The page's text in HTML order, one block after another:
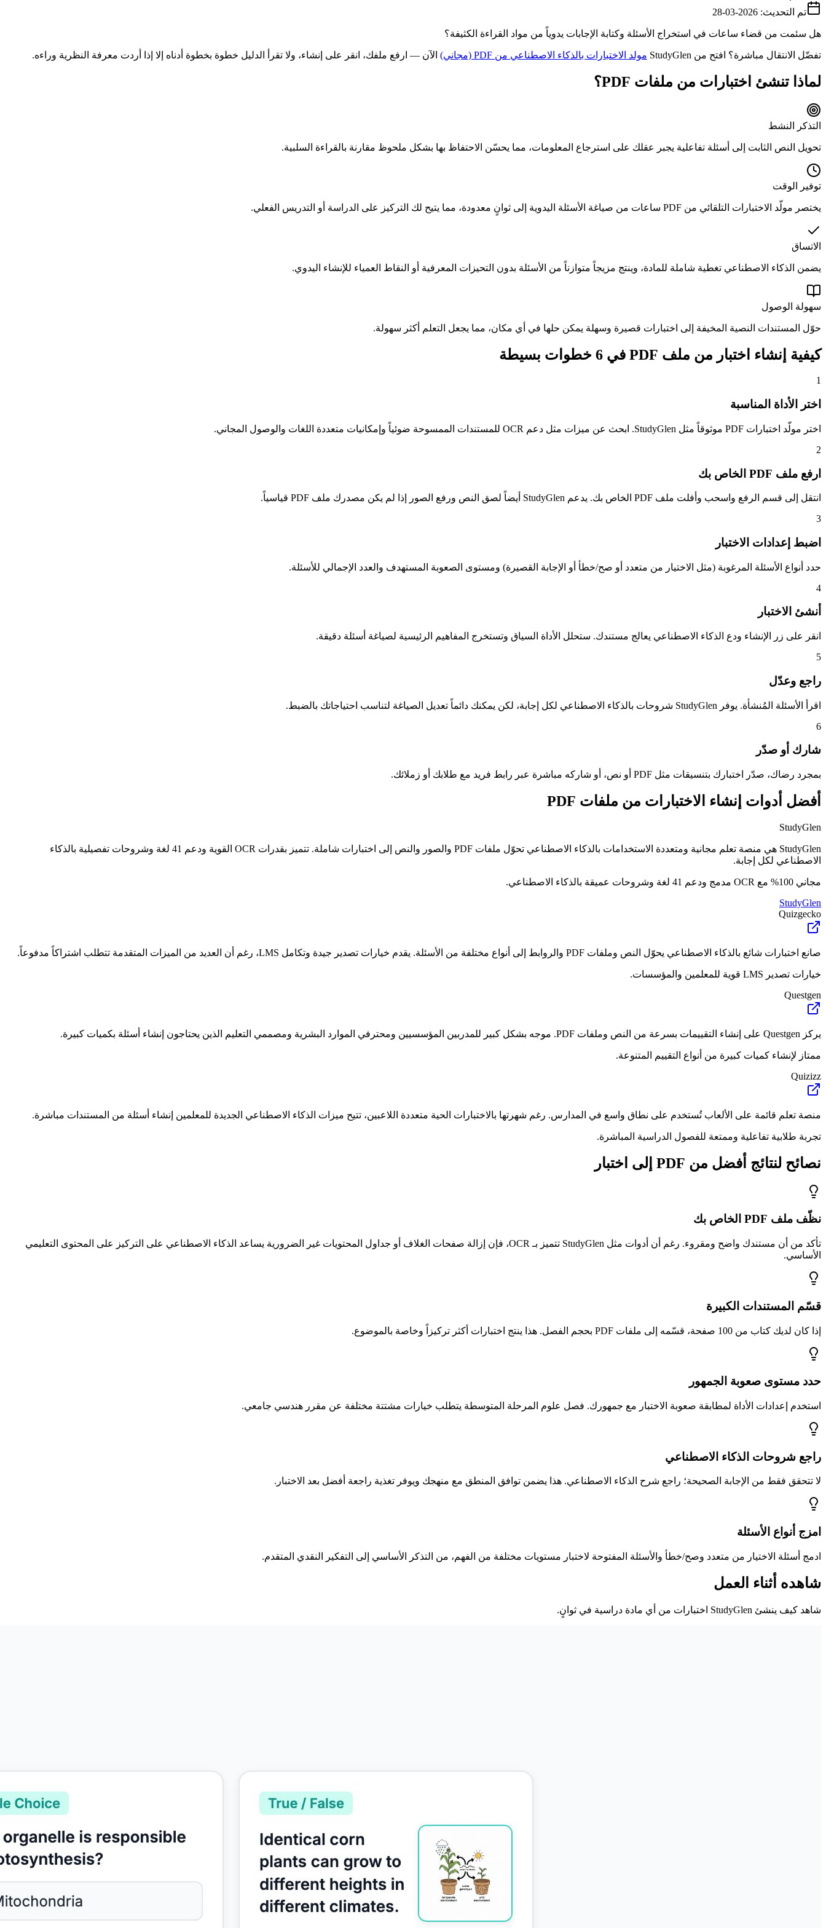
تم التحديث: 2026-03-28
هل سئمت من قضاء ساعات في استخراج الأسئلة وكتابة الإجابات يدوياً من مواد القراءة الكثيفة؟
تفضّل الانتقال مباشرة؟ افتح من StudyGlen مولد الاختبارات بالذكاء الاصطناعي من PDF (مجاني) الآن — ارفع ملفك، انقر على إنشاء، ولا تقرأ الدليل خطوة بخطوة أدناه إلا إذا أردت معرفة النظرية وراءه.
لماذا تنشئ اختبارات من ملفات PDF؟
التذكر النشط
تحويل النص الثابت إلى أسئلة تفاعلية يجبر عقلك على استرجاع المعلومات، مما يحسّن الاحتفاظ بها بشكل ملحوظ مقارنة بالقراءة السلبية.
توفير الوقت
يختصر مولّد الاختبارات التلقائي من PDF ساعات من صياغة الأسئلة اليدوية إلى ثوانٍ معدودة، مما يتيح لك التركيز على الدراسة أو التدريس الفعلي.
الاتساق
يضمن الذكاء الاصطناعي تغطية شاملة للمادة، وينتج مزيجاً متوازناً من الأسئلة بدون التحيزات المعرفية أو النقاط العمياء للإنشاء اليدوي.
سهولة الوصول
حوّل المستندات النصية المخيفة إلى اختبارات قصيرة وسهلة يمكن حلها في أي مكان، مما يجعل التعلم أكثر سهولة.
كيفية إنشاء اختبار من ملف PDF في 6 خطوات بسيطة
1
اختر الأداة المناسبة
اختر مولّد اختبارات PDF موثوقاً مثل StudyGlen. ابحث عن ميزات مثل دعم OCR للمستندات الممسوحة ضوئياً وإمكانيات متعددة اللغات والوصول المجاني.
2
ارفع ملف PDF الخاص بك
انتقل إلى قسم الرفع واسحب وأفلت ملف PDF الخاص بك. يدعم StudyGlen أيضاً لصق النص ورفع الصور إذا لم يكن مصدرك ملف PDF قياسياً.
3
اضبط إعدادات الاختبار
حدد أنواع الأسئلة المرغوبة (مثل الاختيار من متعدد أو صح/خطأ أو الإجابة القصيرة) ومستوى الصعوبة المستهدف والعدد الإجمالي للأسئلة.
4
أنشئ الاختبار
انقر على زر الإنشاء ودع الذكاء الاصطناعي يعالج مستندك. ستحلل الأداة السياق وتستخرج المفاهيم الرئيسية لصياغة أسئلة دقيقة.
5
راجع وعدّل
اقرأ الأسئلة المُنشأة. يوفر StudyGlen شروحات بالذكاء الاصطناعي لكل إجابة، لكن يمكنك دائماً تعديل الصياغة لتناسب احتياجاتك بالضبط.
6
شارك أو صدّر
بمجرد رضاك، صدّر اختبارك بتنسيقات مثل PDF أو نص، أو شاركه مباشرة عبر رابط فريد مع طلابك أو زملائك.
أفضل أدوات إنشاء الاختبارات من ملفات PDF
StudyGlen
StudyGlen هي منصة تعلم مجانية ومتعددة الاستخدامات بالذكاء الاصطناعي تحوّل ملفات PDF والصور والنص إلى اختبارات شاملة. تتميز بقدرات OCR القوية ودعم 41 لغة وشروحات تفصيلية بالذكاء
الاصطناعي لكل إجابة.
مجاني 100% مع OCR مدمج ودعم 41 لغة وشروحات عميقة بالذكاء الاصطناعي.
StudyGlen
Quizgecko
صانع اختبارات شائع بالذكاء الاصطناعي يحوّل النص وملفات PDF والروابط إلى أنواع مختلفة من الأسئلة. يقدم خيارات تصدير جيدة وتكامل LMS، رغم أن العديد من الميزات المتقدمة تتطلب اشتراكاً مدفوعاً.
خيارات تصدير LMS قوية للمعلمين والمؤسسات.
Questgen
يركز Questgen على إنشاء التقييمات بسرعة من النص وملفات PDF. موجه بشكل كبير للمدربين المؤسسيين ومحترفي الموارد البشرية ومصممي التعليم الذين يحتاجون إنشاء أسئلة بكميات كبيرة.
ممتاز لإنشاء كميات كبيرة من أنواع التقييم المتنوعة.
Quizizz
منصة تعلم قائمة على الألعاب تُستخدم على نطاق واسع في المدارس. رغم شهرتها بالاختبارات الحية متعددة اللاعبين، تتيح ميزات الذكاء الاصطناعي الجديدة للمعلمين إنشاء أسئلة من المستندات مباشرة.
تجربة طلابية تفاعلية وممتعة للفصول الدراسية المباشرة.
نصائح لنتائج أفضل من PDF إلى اختبار
نظّف ملف PDF الخاص بك
تأكد من أن مستندك واضح ومقروء. رغم أن أدوات مثل StudyGlen تتميز بـ OCR، فإن إزالة صفحات الغلاف أو جداول المحتويات غير الضرورية يساعد الذكاء الاصطناعي على التركيز على المحتوى التعليمي
الأساسي.
قسّم المستندات الكبيرة
إذا كان لديك كتاب من 100 صفحة، قسّمه إلى ملفات PDF بحجم الفصل. هذا ينتج اختبارات أكثر تركيزاً وخاصة بالموضوع.
حدد مستوى صعوبة الجمهور
استخدم إعدادات الأداة لمطابقة صعوبة الاختبار مع جمهورك. فصل علوم المرحلة المتوسطة يتطلب خيارات مشتتة مختلفة عن مقرر هندسي جامعي.
راجع شروحات الذكاء الاصطناعي
لا تتحقق فقط من الإجابة الصحيحة؛ راجع شرح الذكاء الاصطناعي. هذا يضمن توافق المنطق مع منهجك ويوفر تغذية راجعة أفضل بعد الاختبار.
امزج أنواع الأسئلة
ادمج أسئلة الاختيار من متعدد وصح/خطأ والأسئلة المفتوحة لاختبار مستويات مختلفة من الفهم، من التذكر الأساسي إلى التفكير النقدي المتقدم.
شاهده أثناء العمل
شاهد كيف ينشئ StudyGlen اختبارات من أي مادة دراسية في ثوانٍ.